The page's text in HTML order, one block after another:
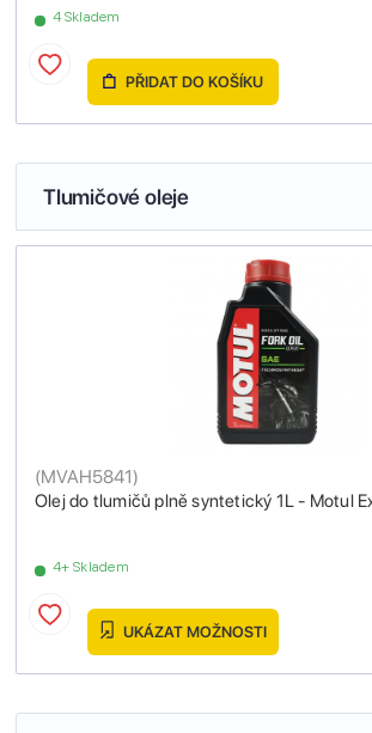
4 Skladem
PŘIDAT DO KOŠÍKU
Tlumičové oleje
Olej do tlumičů plně syntetický 1L - Motul
(MVAH5841)
4+ Skladem
UKÁZAT MOŽNOSTI